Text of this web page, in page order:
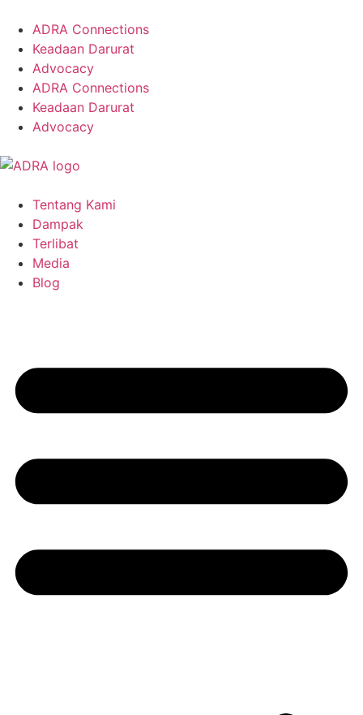
ADRA Connections
Keadaan Darurat
Advocacy
ADRA Connections
Keadaan Darurat
Advocacy
Tentang Kami
Dampak
Terlibat
Media
Blog